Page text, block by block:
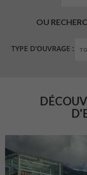
OU
TYPE D'OUVRAGE :